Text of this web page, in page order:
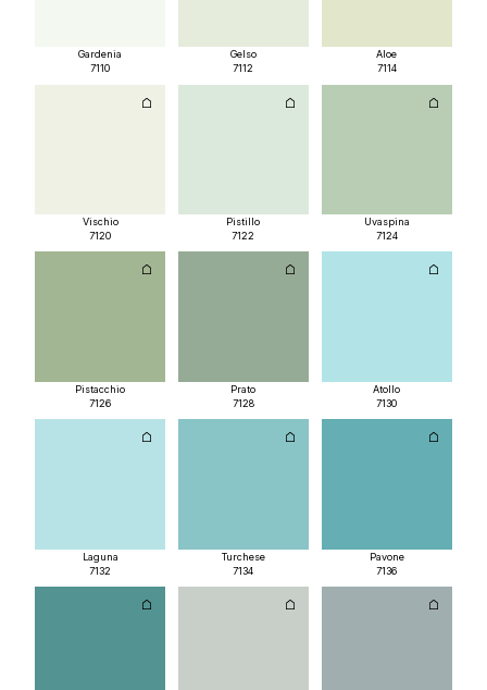
Gardenia
7110
Gelso
7112
Aloe
7114
Vischio
7120
Pistillo
7122
Uvaspina
7124
Pistacchio
7126
Prato
7128
Atollo
7130
Laguna
7132
Turchese
7134
Pavone
7136